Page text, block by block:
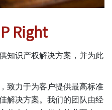
Right
知识产权解决方案，并为此
致力于为客户提供最高标准
解决方案。我们的团队由经